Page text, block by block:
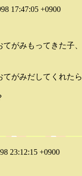
17:47:05 +0900
がみもってきた子、
てがみだしてくれたら
23:12:15 +0900